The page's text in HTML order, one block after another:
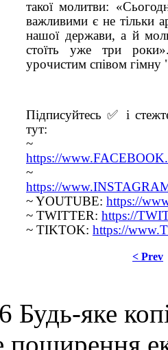
такої молитви:
важливими є не тільки
нашої держави, а й
стоїть уже три
урочистим співом
Підписуйтесь ✅ і
тут:
~
https://
~
https://
~ YOUTUBE: https://
~ TWITTER: https://
~ TIKTOK: https://
< Prev
Будь-яке